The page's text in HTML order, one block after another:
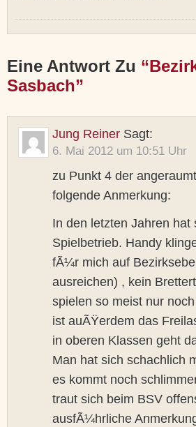
Eine Antwort Zu
Sasbach”
Jung Reiner Sagt:
6. Mai 2012 um 10:51 Uhr
zu Punkt 4 der
folgende Anmerkung:
In den letzten Jahren
Spielbetrieb. Handy
fÃ¼r mich auf
ausreichen) , kein
spielen so meist nur
ist auÃŸerdem das
in oberen Klassen geht
Man hat sich schachlich
es kommt noch
traut sich beim BSV
ausfÃ¼hrliche